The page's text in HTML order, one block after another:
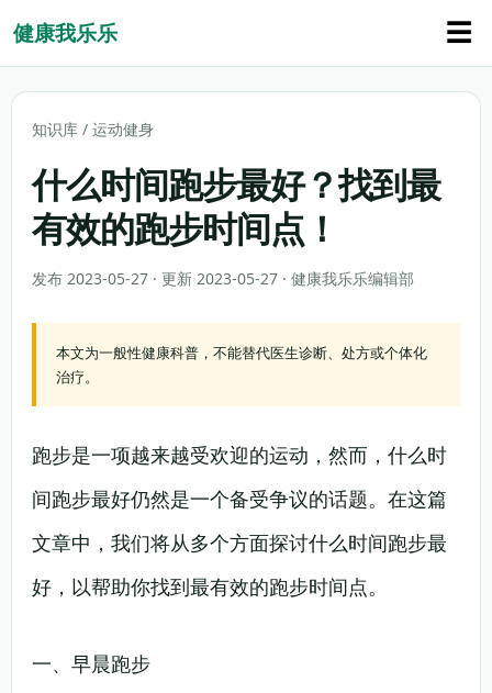
健康我乐乐 ☰
知识库 / 运动健身
什么时间跑步最好？找到最
有效的跑步时间点！
发布 2023-05-27 · 更新 2023-05-27 · 健康我乐乐编辑部
本文为一般性健康科普，不能替代医生诊断、处方或个体化
治疗。
跑步是一项越来越受欢迎的运动，然而，什么时
间跑步最好仍然是一个备受争议的话题。在这篇
文章中，我们将从多个方面探讨什么时间跑步最
好，以帮助你找到最有效的跑步时间点。
一、早晨跑步